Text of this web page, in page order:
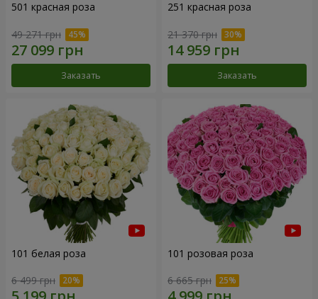
501 красная роза
49 271 грн
Заказать
251 красная роза
21 370 грн
Заказать
101 белая роза
6 499 грн
101 розовая роза
6 665 грн